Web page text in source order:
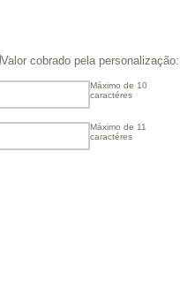
Máximo de 10
caractéres
Máximo de 11
caractéres
Valor cobrado pela personalização: